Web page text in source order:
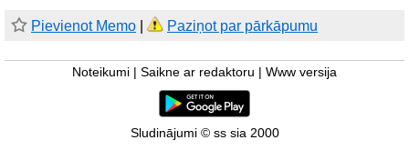
Pievienot Memo Paziņot par pārkāpumu
Noteikumi Saikne ar redaktoru Www versija
Sludinājumi © ss sia 2000